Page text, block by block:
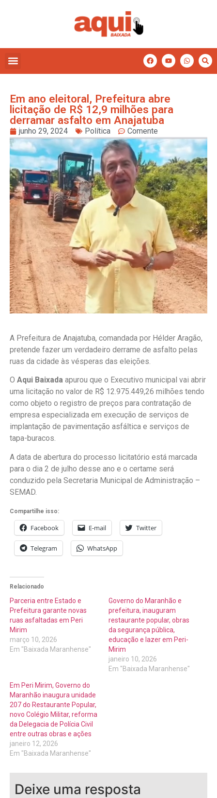
Em ano eleitoral, Prefeitura abre
licitação de R$ 12,9 milhões para
derramar asfalto em Anajatuba
junho 29, 2024 Política Comente
A Prefeitura de Anajatuba, comandada por Hélder Aragão,
pretende fazer um verdadeiro derrame de asfalto pelas
ruas da cidade às vésperas das eleições.
O Aqui Baixada apurou que o Executivo municipal vai abrir
uma licitação no valor de R$ 12.975.449,26 milhões tendo
como objeto o registro de preços para contratação de
empresa especializada em execução de serviços de
implantação de pavimentação asfáltica e serviços de
tapa-buracos.
A data de abertura do processo licitatório está marcada
para o dia 2 de julho desse ano e o certame será
conduzido pela Secretaria Municipal de Administração –
SEMAD.
Compartilhe isso:
Facebook E-mail Twitter
Telegram WhatsApp
Relacionado
Parceria entre Estado e
Prefeitura garante novas
ruas asfaltadas em Peri
Mirim
março 10, 2026
Em "Baixada Maranhense"
Governo do Maranhão e
prefeitura, inauguram
restaurante popular, obras
da segurança pública,
educação e lazer em Peri-
Mirim
janeiro 10, 2026
Em "Baixada Maranhense"
Em Peri Mirim, Governo do
Maranhão inaugura unidade
207 do Restaurante Popular,
novo Colégio Militar, reforma
da Delegacia de Polícia Civil
entre outras obras e ações
janeiro 12, 2026
Em "Baixada Maranhense"
Deixe uma resposta